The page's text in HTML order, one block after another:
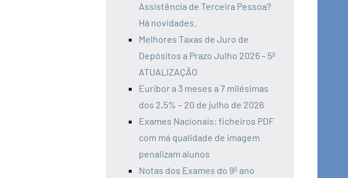
Assistência de Terceira Pessoa?
Há novidades.
Melhores Taxas de Juro de
Depósitos a Prazo Julho 2026 – 5ª
ATUALIZAÇÃO
Euribor a 3 meses a 7 milésimas
dos 2,5% – 20 de julho de 2026
Exames Nacionais: ficheiros PDF
com má qualidade de imagem
penalizam alunos
Notas dos Exames do 9º ano